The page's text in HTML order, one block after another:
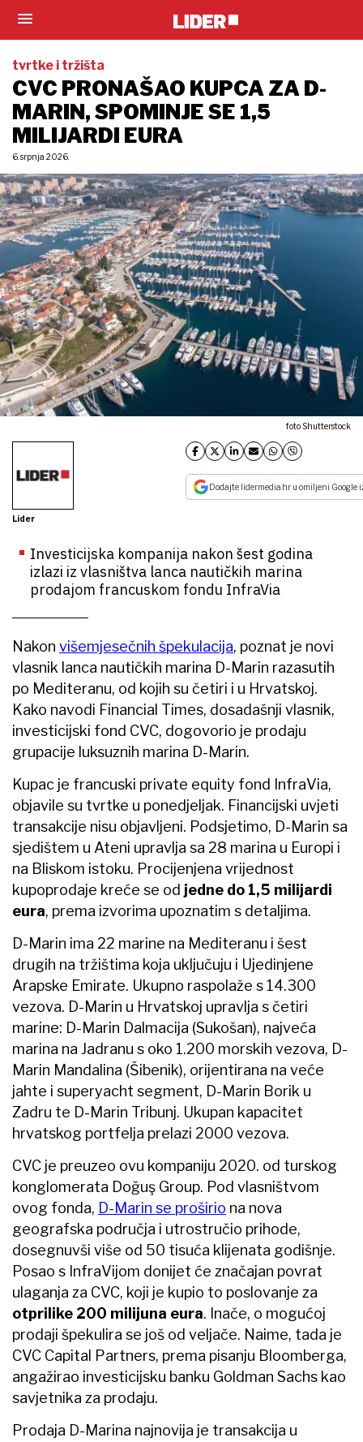
tvrtke i tržišta
CVC PRONAŠAO KUPCA ZA D-
MARIN, SPOMINJE SE 1,5
MILIJARDI EURA
6. srpnja 2026.
foto Shutterstock
Lider
Dodajte lidermedia.hr u omiljeni Google
Investicijska kompanija nakon šest godina
izlazi iz vlasništva lanca nautičkih marina
prodajom francuskom fondu InfraVia
Nakon višemjesečnih špekulacija, poznat je novi
vlasnik lanca nautičkih marina D-Marin razasutih
po Mediteranu, od kojih su četiri i u Hrvatskoj.
Kako navodi Financial Times, dosadašnji vlasnik,
investicijski fond CVC, dogovorio je prodaju
grupacije luksuznih marina D-Marin.
Kupac je francuski private equity fond InfraVia,
objavile su tvrtke u ponedjeljak. Financijski uvjeti
transakcije nisu objavljeni. Podsjetimo, D-Marin sa
sjedištem u Ateni upravlja sa 28 marina u Europi i
na Bliskom istoku. Procijenjena vrijednost
kupoprodaje kreće se od jedne do 1,5 milijardi
eura, prema izvorima upoznatim s detaljima.
D-Marin ima 22 marine na Mediteranu i šest
drugih na tržištima koja uključuju i Ujedinjene
Arapske Emirate. Ukupno raspolaže s 14.300
vezova. D-Marin u Hrvatskoj upravlja s četiri
marine: D-Marin Dalmacija (Sukošan), najveća
marina na Jadranu s oko 1.200 morskih vezova, D-
Marin Mandalina (Šibenik), orijentirana na veće
jahte i superyacht segment, D-Marin Borik u
Zadru te D-Marin Tribunj. Ukupan kapacitet
hrvatskog portfelja prelazi 2000 vezova.
CVC je preuzeo ovu kompaniju 2020. od turskog
konglomerata Doğuş Group. Pod vlasništvom
ovog fonda, D-Marin se proširio na nova
geografska područja i utrostručio prihode,
dosegnuvši više od 50 tisuća klijenata godišnje.
Posao s InfraVijom donijet će značajan povrat
ulaganja za CVC, koji je kupio to poslovanje za
otprilike 200 milijuna eura. Inače, o mogućoj
prodaji špekulira se još od veljače. Naime, tada je
CVC Capital Partners, prema pisanju Bloomberga,
angažirao investicijsku banku Goldman Sachs kao
savjetnika za prodaju.
Prodaja D-Marina najnovija je transakcija u